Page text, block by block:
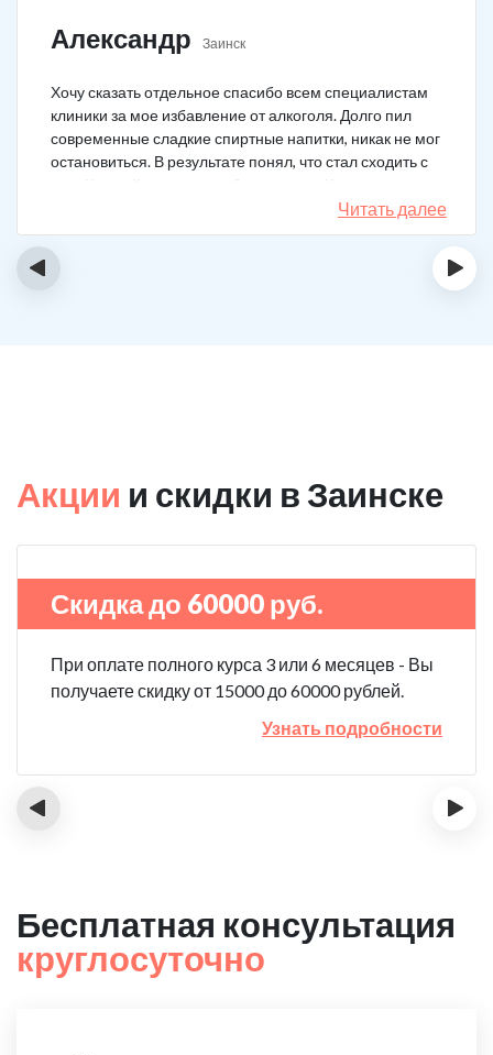
Александр Заинск
Хочу сказать отдельное спасибо всем специалистам
клиники за мое избавление от алкоголя. Долго пил
современные сладкие спиртные напитки, никак не мог
остановиться. В результате понял, что стал сходить с
ума. Каждый день не мог без выпивки. Когда осознал,
понял, что надо что-то в своей жизни менять. Нашел
телефон клиники в интернете, сразу приехал и
Читать далее
‹ ›
Акции и скидки в Заинске
Скидка до 60000 руб.
При оплате полного курса 3 или 6 месяцев - Вы
получаете скидку от 15000 до 60000 рублей.
Узнать подробности
‹ ›
Бесплатная консультация
круглосуточно